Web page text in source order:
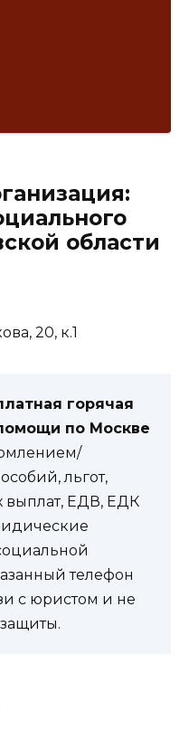
области
20, к.1
горячая
по Москве
льгот,
выплат, ЕДВ, ЕДК
телефон
с юристом и не